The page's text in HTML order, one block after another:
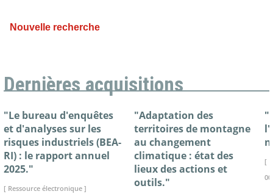
Nouvelle recherche
Dernières acquisitions
"Le bureau d'enquêtes
et d'analyses sur les
risques industriels (BEA-
RI) : le rapport annuel
2025."
[ Ressource électronique ]
"Adaptation des
territoires de montagne
au changement
climatique : état des
lieux des actions et
outils."
[